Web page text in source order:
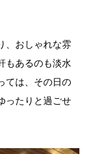
、おしゃれな雰
もあるのも淡水
ては、その日の
ったりと過ごせ